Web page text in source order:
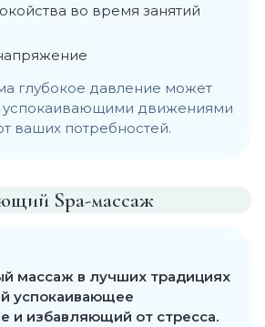
во время занятий
глубокое давление может
успокаивающими движениями
ваших потребностей.
Spa-массаж
массаж в лучших традициях
успокаивающее
и избавляющий от стресса.